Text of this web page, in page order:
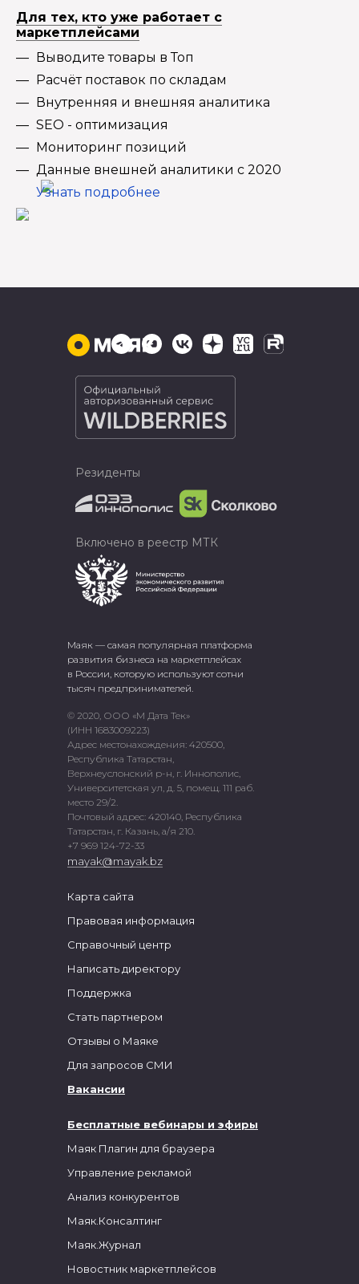
Для тех, кто уже работает с
маркетплейсами
Выводите товары в Топ
Расчёт поставок по складам
Внутренняя и внешняя аналитика
SEO - оптимизация
Мониторинг позиций
Данные внешней аналитики с 2020
Узнать подробнее
Маяк — самая популярная платформа
развития бизнеса на маркетплейсах
в России, которую используют сотни
тысяч предпринимателей.
© 2020, ООО «М Дата Тек»
(ИНН 1683009223)
Адрес местонахождения: 420500,
Республика Татарстан,
Верхнеуслонский р-н, г. Иннополис,
Университетская ул, д. 5, помещ. 111 раб.
место 29/2.
Почтовый адрес: 420140, Республика
Татарстан, г. Казань, а/я 210.
+7 969 124-72-33
mayak@mayak.bz
Бесплатные вебинары и эфиры
Маяк Плагин для браузера
Управление рекламой
Анализ конкурентов
Маяк.Консалтинг
Маяк.Журнал
Новостник маркетплейсов
Карта сайта
Правовая информация
Справочный центр
Написать директору
Поддержка
Стать партнером
Отзывы о Маяке
Для запросов СМИ
Вакансии
Резиденты
Включено в реестр МТК